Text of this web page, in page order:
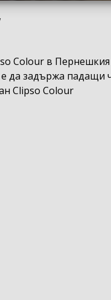
Colour в Пернешкия
да задържа падащи
Clipso Colour